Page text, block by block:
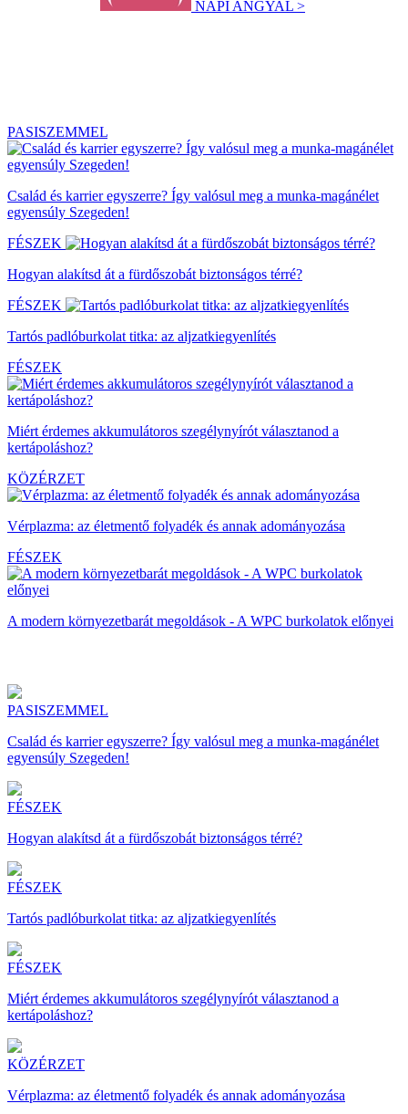
NAPI ANGYAL >
PASISZEMMEL
Család és karrier egyszerre? Így valósul meg a munka-magánélet
egyensúly Szegeden!
FÉSZEK
Hogyan alakítsd át a fürdőszobát biztonságos térré?
FÉSZEK
Tartós padlóburkolat titka: az aljzatkiegyenlítés
FÉSZEK
Miért érdemes akkumulátoros szegélynyírót választanod a
kertápoláshoz?
KÖZÉRZET
Vérplazma: az életmentő folyadék és annak adományozása
FÉSZEK
A modern környezetbarát megoldások - A WPC burkolatok előnyei
PASISZEMMEL
Család és karrier egyszerre? Így valósul meg a munka-magánélet
egyensúly Szegeden!
FÉSZEK
Hogyan alakítsd át a fürdőszobát biztonságos térré?
FÉSZEK
Tartós padlóburkolat titka: az aljzatkiegyenlítés
FÉSZEK
Miért érdemes akkumulátoros szegélynyírót választanod a
kertápoláshoz?
KÖZÉRZET
Vérplazma: az életmentő folyadék és annak adományozása